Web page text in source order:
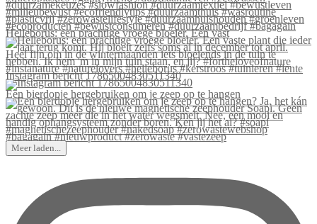
Helleborus: een prachtige vroege bloeier. Een vast
Instagram bericht 17865004830511340
Een bierdopje hergebruiken om je zeep op te hangen
Meer laden...